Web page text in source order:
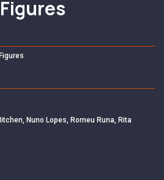
Nuno Lopes, Romeu Runa, Rita